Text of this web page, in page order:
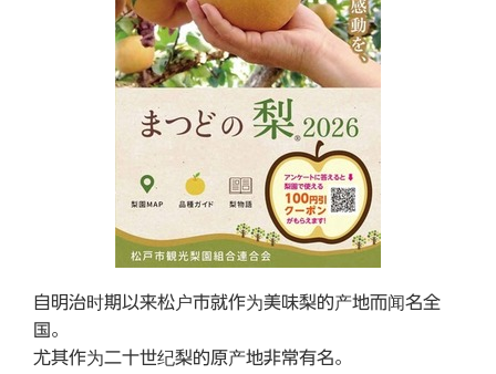
自明治时期以来松户市就作为美味梨的产地而闻名全
国。
尤其作为二十世纪梨的原产地非常有名。